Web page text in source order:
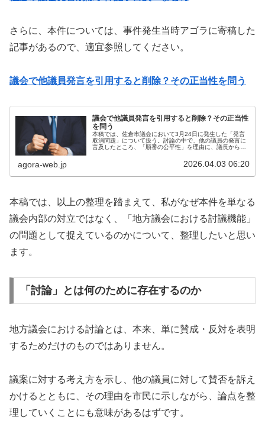
さらに、本件については、事件発生当時アゴラに寄稿した
記事があるので、適宜参照してください。
議会で他議員発言を引用すると削除？その正当性を問う
議会で他議員発言を引用すると削除？その正当性
を問う
本稿では、佐倉市議会において3月24日に発生した「発言
取消問題」について扱う。討論の中で、他の議員の発言に
言及したところ、「順番の公平性」を理由に、議長から発
により取消しが決定された。本件...
agora-web.jp 2026.04.03 06:20
本稿では、以上の整理を踏まえて、私がなぜ本件を単なる
議会内部の対立ではなく、「地方議会における討議機能」
の問題として捉えているのかについて、整理したいと思い
ます。
「討論」とは何のために存在するのか
地方議会における討論とは、本来、単に賛成・反対を表明
するためだけのものではありません。
議案に対する考え方を示し、他の議員に対して賛否を訴え
かけるとともに、その理由を市民に示しながら、論点を整
理していくことにも意味があるはずです。